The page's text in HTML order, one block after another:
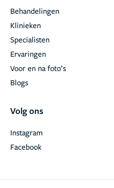
Behandelingen
Klinieken
Specialisten
Ervaringen
Voor en na foto’s
Blogs
Volg ons
Facebook
Instagram